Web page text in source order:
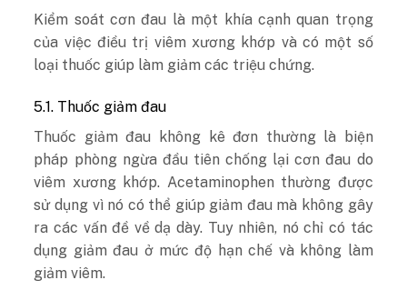
Kiểm soát cơn đau là một khía cạnh quan trọng
của việc điều trị viêm xương khớp và có một số
loại thuốc giúp làm giảm các triệu chứng.
5.1. Thuốc giảm đau
Thuốc giảm đau không kê đơn thường là biện
pháp phòng ngừa đầu tiên chống lại cơn đau do
viêm xương khớp. Acetaminophen thường được
sử dụng vì nó có thể giúp giảm đau mà không gây
ra các vấn đề về dạ dày. Tuy nhiên, nó chỉ có tác
dụng giảm đau ở mức độ hạn chế và không làm
giảm viêm.